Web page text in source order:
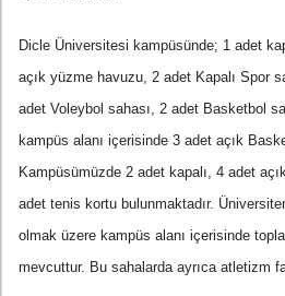
Dicle Üniversitesi kampüsünde; 1 adet
açık yüzme havuzu, 2 adet Kapalı Spor
adet Voleybol sahası, 2 adet Basketbol
kampüs alanı içerisinde 3 adet açık
Kampüsümüzde 2 adet kapalı, 4 adet
adet tenis kortu bulunmaktadır.
olmak üzere kampüs alanı içerisinde
mevcuttur. Bu sahalarda ayrıca atletizm